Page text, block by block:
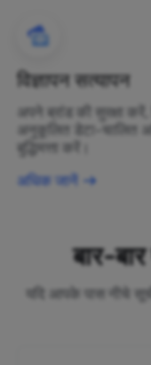
विज्ञापन सत्यापन
अपने ब्रांड की सुरक्षा करें,
अनुकूलित डेटा-चालित
बुद्धिमत्ता करें।
अधिक जानें
बार-
यदि आपके पास नीचे